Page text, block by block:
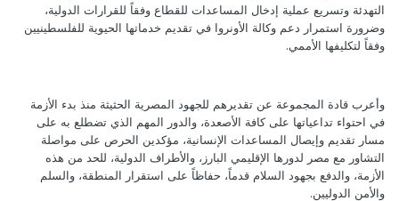
التهدئة وتسريع عملية إدخال المساعدات للقطاع وفقاً للقرارات الدولية،
وضرورة استمرار دعم وكالة الأونروا في تقديم خدماتها الحيوية للفلسطينيين
وفقاً لتكليفها الأممي.
وأعرب قادة المجموعة عن تقديرهم للجهود المصرية الحثيثة منذ بدء الأزمة
في احتواء تداعياتها على كافة الأصعدة، والدور المهم الذي تضطلع به على
مسار تقديم وإيصال المساعدات الإنسانية، مؤكدين الحرص على مواصلة
التشاور مع مصر لدورها الإقليمي البارز، والأطراف الدولية، للحد من هذه
الأزمة، والدفع بجهود السلام قدماً، حفاظاً على استقرار المنطقة، والسلم
والأمن الدوليين.